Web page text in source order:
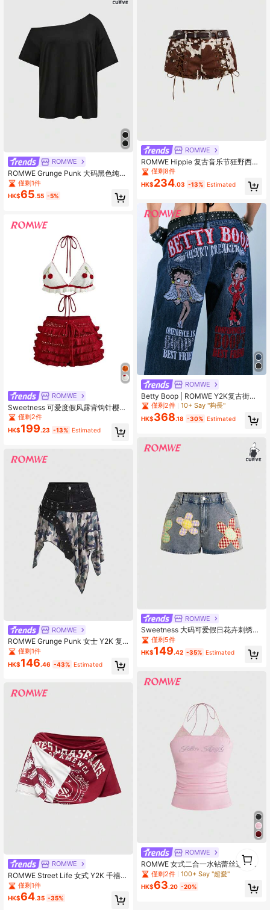
ROMWE
ROMWE Grunge Punk 大码黑色纯色
不对称肩T恤上衣，朋克街头性感风格
僅剩1件
HK$65.55 -5%
ROMWE
Sweetness 可爱度假风露背钩针樱桃
层叠蛋糕迷你裙针织两件套
僅剩2件
HK$199.23 -13% Estimated
ROMWE
ROMWE Grunge Punk 女士 Y2K 复
古做旧不对称下摆迷彩拼接牛仔迷你
裙
僅剩1件
HK$146.46 -43% Estimated
ROMWE
ROMWE Street Life 女式 Y2K 千禧年
复古拼布印花休闲运动性感短款露肩
上衣
僅剩1件
HK$64.35 -35%
ROMWE
ROMWE Hippie 复古音乐节狂野西部
牛仔女郎动物纹麂皮短裤，配腰带和
系带
僅剩8件
HK$234.03 -13% Estimated
ROMWE
Betty Boop | ROMWE Y2K复古街头
风 Betty联名款 Angel Demon 宽松低
腰牛仔裤
僅剩2件 10+ Say "夠長"
HK$368.18 -30% Estimated
ROMWE
Sweetness 大码可爱假日花卉刺绣休
闲紧身牛仔超短裤
僅剩5件
HK$149.42 -35% Estimated
ROMWE
ROMWE 女式二合一水钻蕾丝边挂脖
抽绳背心
僅剩2件 100+ Say "超愛"
HK$63.20 -20%